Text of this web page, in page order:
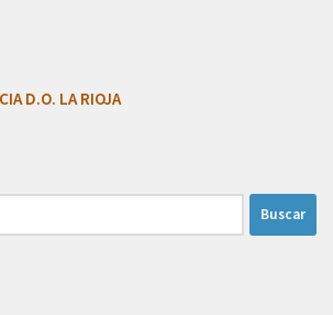
D.O. LA RIOJA